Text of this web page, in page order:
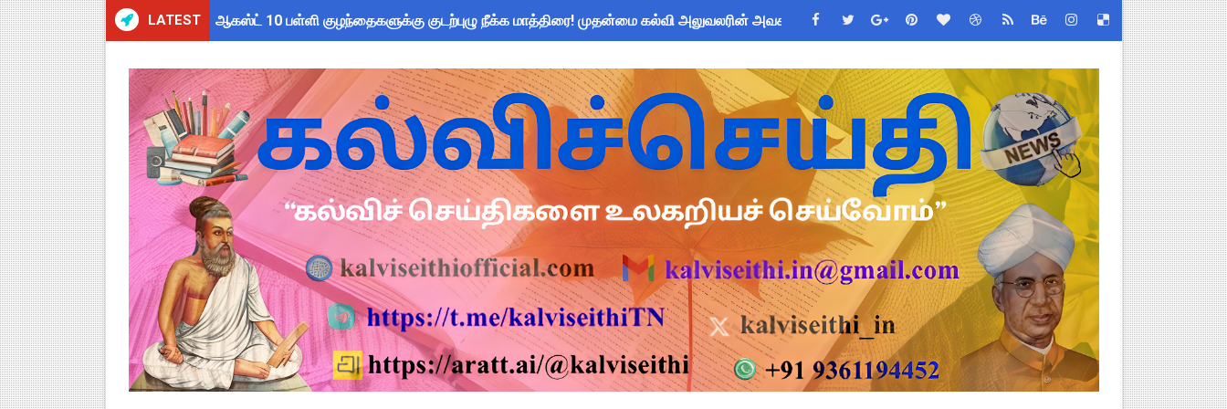
LATEST ஆகஸ்ட் 10 பள்ளி குழந்தைகளுக்கு குடற்புழு நீக்க மாத்திரை! முதன்மை கல்வி அலுவலரின் அவசர உத்தரவு!
தமிழ்நாடு போதைப்பொருள் எதிர்ப்பு உறுதிமொழி 2026: e-Pledge சான்றிதழ் ஆன்லைனில் பதிவிறக்கம் செய்வது எப்படி?
தமிழகப் பள்ளிகளுக்கு முக்கிய அறிவிப்பு: ஆகஸ்ட் 10 தேசிய குடற்புழு நீக்க நாள் - அல்பெண்டசோல் (Albendazole 400 mg) மாத்திரை வழங்க பள்ளிக்கல்வித்துறை
அரசு ஊழியர்களுக்கு ரூ.14,000 கோடி நிதி குறைப்பா? புதிய மருத்துவக் காப்பீடு & OPS கோரிக்கை - TNGEA கண்டனம்!
பள்ளிகளில் கொடியேற்ற தலைமை ஆசிரியர்களுக்கு மட்டுமே உரிமை: கல்வித்துறை அதிரடி உத்தரவு!
TN Govt Education Loan Scheme 2025-26: SC/ST மாணவர்களுக்கு ரூ.40 லட்சம் வரை கல்விக்கடன்! எப்படி விண்ணப்பிப்பது?
Census 2026 HLO App: களப்பணியாளர்களுக்கு அவசர எச்சரிக்கை! முக்கிய வழிகாட்டுதல்கள் & சட்டப்பூர்வ விதிகள்!
Kalai Thiruvizha 2026 - 2027 Forms: கலைத் திருவிழா போட்டிகளுக்கான அனைத்து Excel & Word படிவங்கள் ஒரே லிங்க்கில்!
Census 2026: HLO செயலியைப் பயன்படுத்தும் கணக்கெடுப்பாளர்கள், மேற்பார்வையாளர்கள் அறிய வேண்டிய முக்கிய விதிகள்!